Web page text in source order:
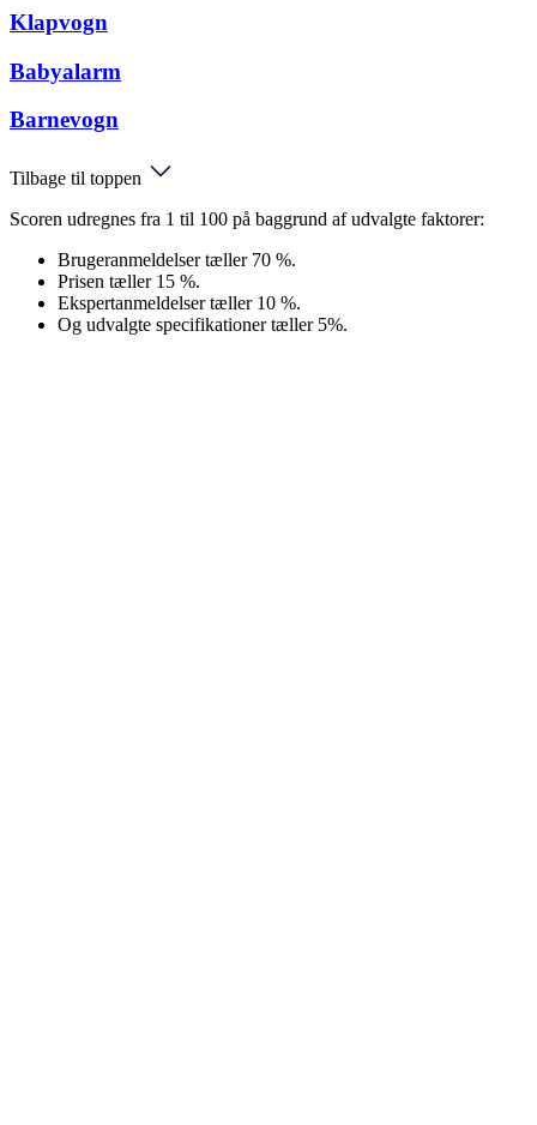
Klapvogn
Babyalarm
Barnevogn
Tilbage til toppen
Scoren udregnes fra 1 til 100 på baggrund af udvalgte faktorer:
Brugeranmeldelser tæller 70 %.
Prisen tæller 15 %.
Ekspertanmeldelser tæller 10 %.
Og udvalgte specifikationer tæller 5%.